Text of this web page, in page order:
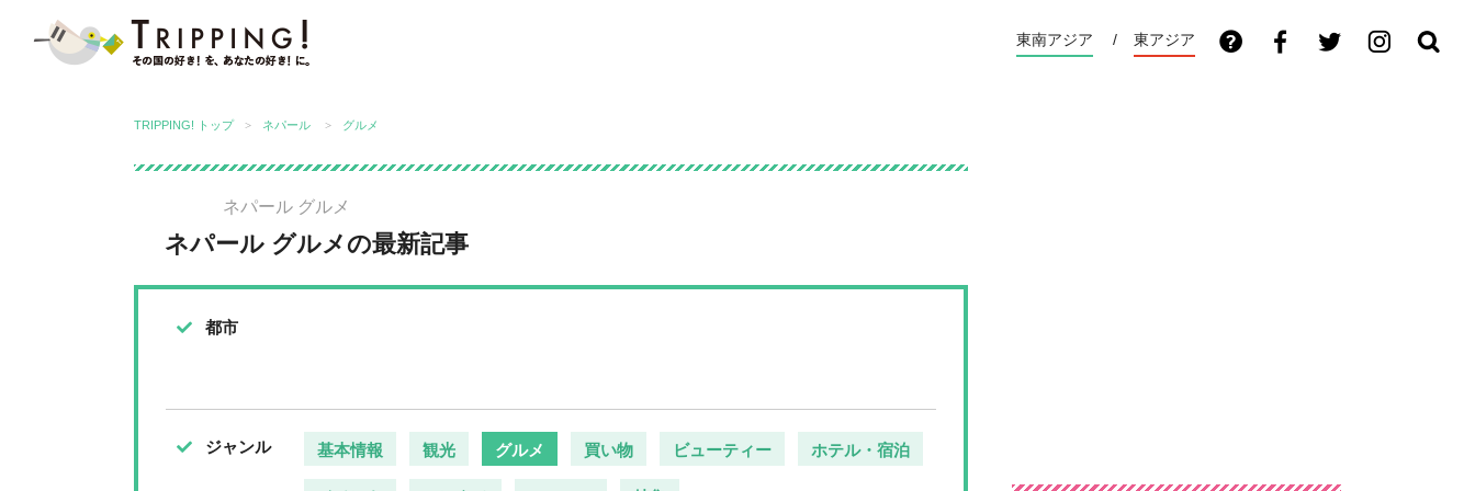
東南アジア 東アジア
TRIPPING! トップ ネパール グルメ
ネパール グルメ
ネパール グルメの最新記事
都市
ジャンル 基本情報 観光 グルメ 買い物 ビューティー ホテル・宿泊